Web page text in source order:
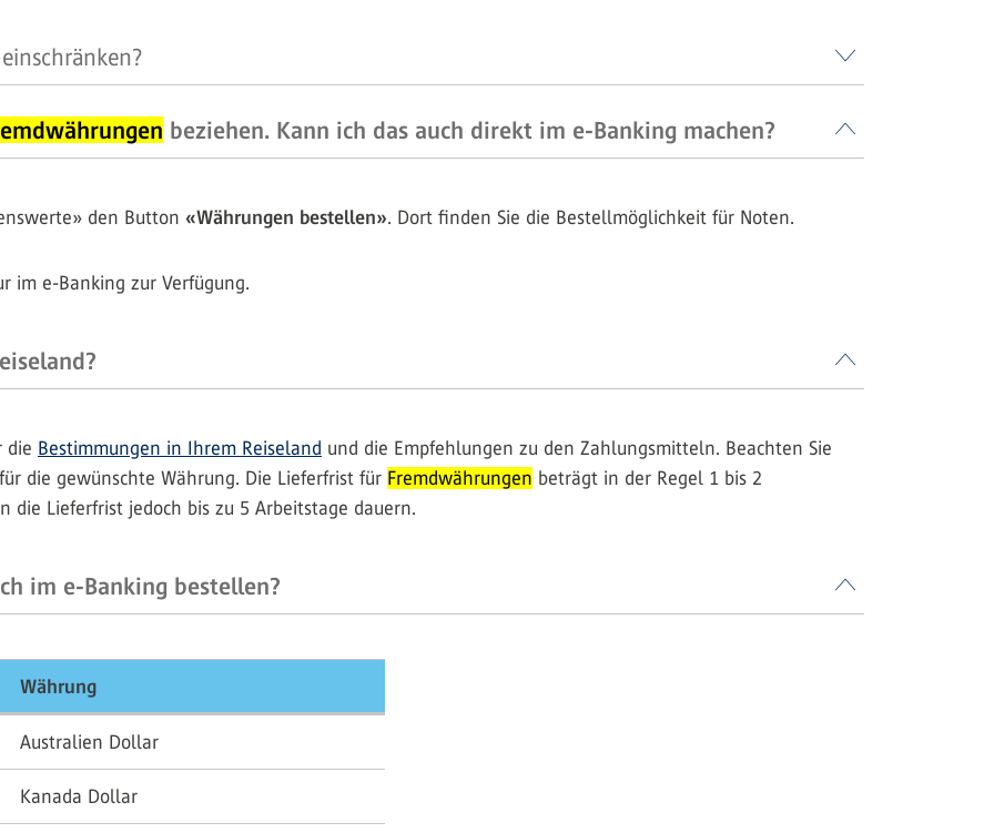
beziehen. Kann ich das auch direkt im e-Banking machen?
den Button «Währungen bestellen». Dort finden Sie die Bestellmöglichkeit für Noten.
im e-Banking zur Verfügung.
die Bestimmungen in Ihrem Reiseland und die Empfehlungen zu den Zahlungsmitteln. Beachten Sie
die gewünschte Währung. Die Lieferfrist für Fremdwährungen beträgt in der Regel 1 bis 2
die Lieferfrist jedoch bis zu 5 Arbeitstage dauern.
im e-Banking bestellen?
Währung
Australien Dollar
Kanada Dollar